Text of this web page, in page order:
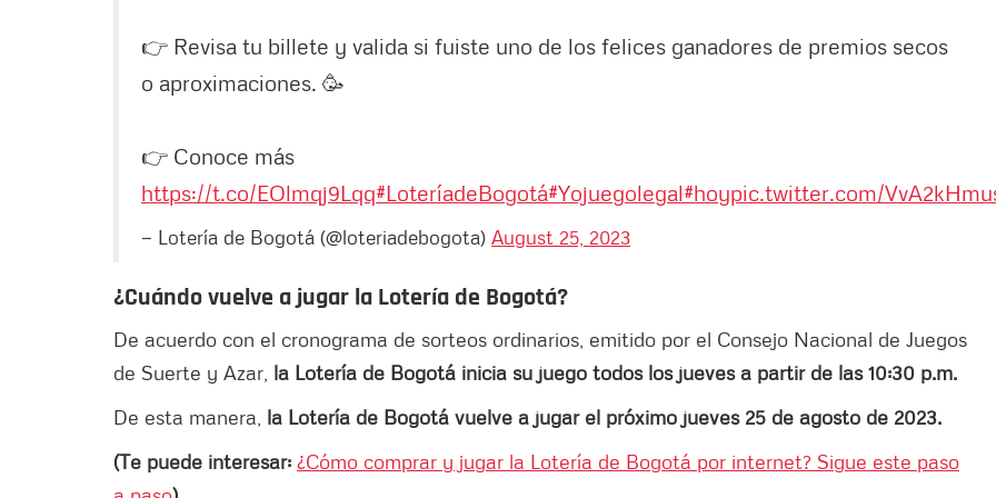
👉 Revisa tu billete y valida si fuiste uno de los felices ganadores de premios secos
o aproximaciones. 🥳
👉 Conoce más
https://t.co/EOlmqj9Lqq#LoteríadeBogotá#Yojuegolegal#hoypic.twitter.com/
— Lotería de Bogotá (@loteriadebogota) August 25, 2023
¿Cuándo vuelve a jugar la Lotería de Bogotá?
De acuerdo con el cronograma de sorteos ordinarios, emitido por el Consejo Nacional de Juegos
de Suerte y Azar, la Lotería de Bogotá inicia su juego todos los jueves a partir de las 10:30 p.m.
De esta manera, la Lotería de Bogotá vuelve a jugar el próximo jueves 25 de agosto de 2023.
(Te puede interesar: ¿Cómo comprar y jugar la Lotería de Bogotá por internet? Sigue este paso